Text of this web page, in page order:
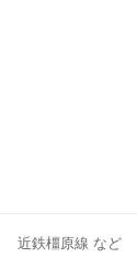
近鉄橿原線 など